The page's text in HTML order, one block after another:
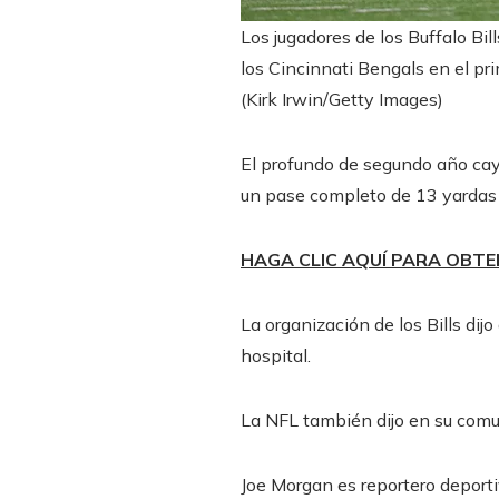
Los jugadores de los Buffalo
los Cincinnati Bengals en el
(Kirk Irwin/Getty Images)
El profundo de segundo año
un pase completo de 13
HAGA CLIC AQUÍ PARA
La organización de los Bills
hospital.
La NFL también dijo en su
Joe Morgan es reportero